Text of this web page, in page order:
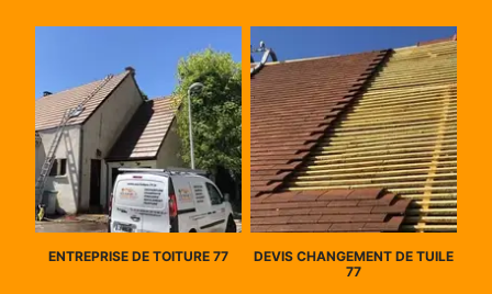
ENTREPRISE DE TOITURE 77
DEVIS CHANGEMENT DE TUILE
77